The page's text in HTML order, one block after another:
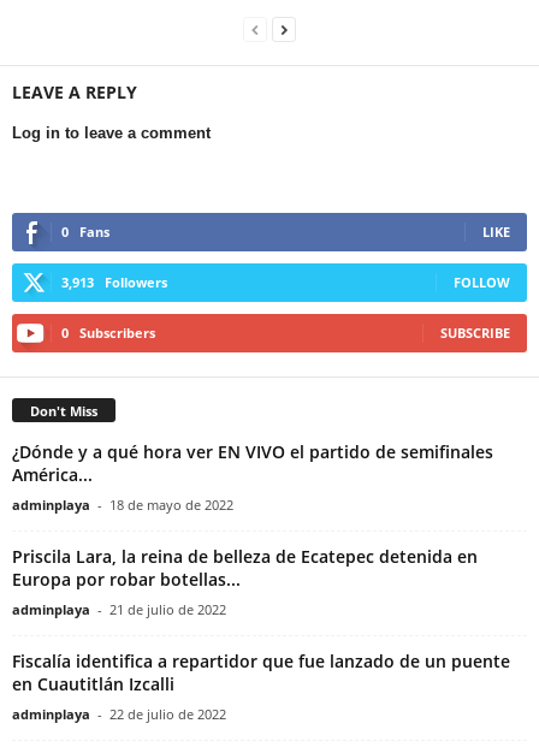
LEAVE A REPLY
Log in to leave a comment
0 Fans LIKE
3,913 Followers FOLLOW
0 Subscribers SUBSCRIBE
Don't Miss
¿Dónde y a qué hora ver EN VIVO el partido de semifinales
América...
adminplaya - 18 de mayo de 2022
Priscila Lara, la reina de belleza de Ecatepec detenida en
Europa por robar botellas...
adminplaya - 21 de julio de 2022
Fiscalía identifica a repartidor que fue lanzado de un puente
en Cuautitlán Izcalli
adminplaya - 22 de julio de 2022